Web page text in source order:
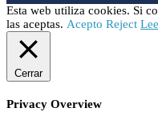
Esta web utiliza cookies. Si
las aceptas. Acepto Reject
Cerrar
Privacy Overview